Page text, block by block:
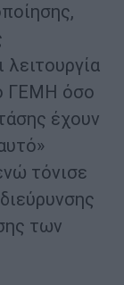
λειτουργία
ΓΕΜΗ όσο
έχουν
τόνισε
των